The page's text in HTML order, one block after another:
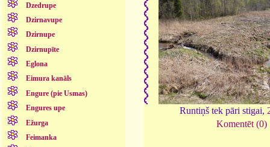
Dzedrupe
Dzirnavupe
Dzirnupe
Dzirnupīte
Eglona
Eimura kanāls
Engure (pie Usmas)
Engures upe
Ežurga
Feimanka
Runtiņš tek pāri stigai,
Komentēt (0)